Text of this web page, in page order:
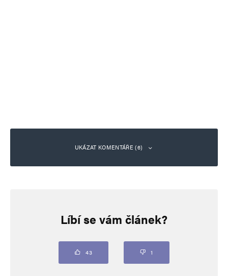
UKÁZAT KOMENTÁŘE (6)
4. 12. 2025 (19:25)
Líbí se vám článek?
43 1